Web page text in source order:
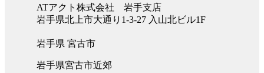
ATアクト株式会社 岩手支店
岩手県北上市大通り1-3-27 入山北ビル1F
岩手県 宮古市
岩手県宮古市近郊